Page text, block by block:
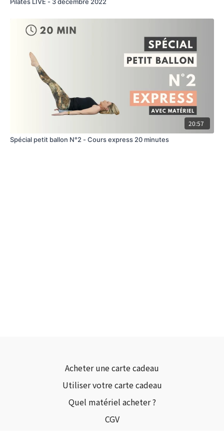
20:57
Spécial petit ballon N°2 - Cours express 20 minutes
Acheter une carte cadeau
Utiliser votre carte cadeau
Quel matériel acheter ?
CGV